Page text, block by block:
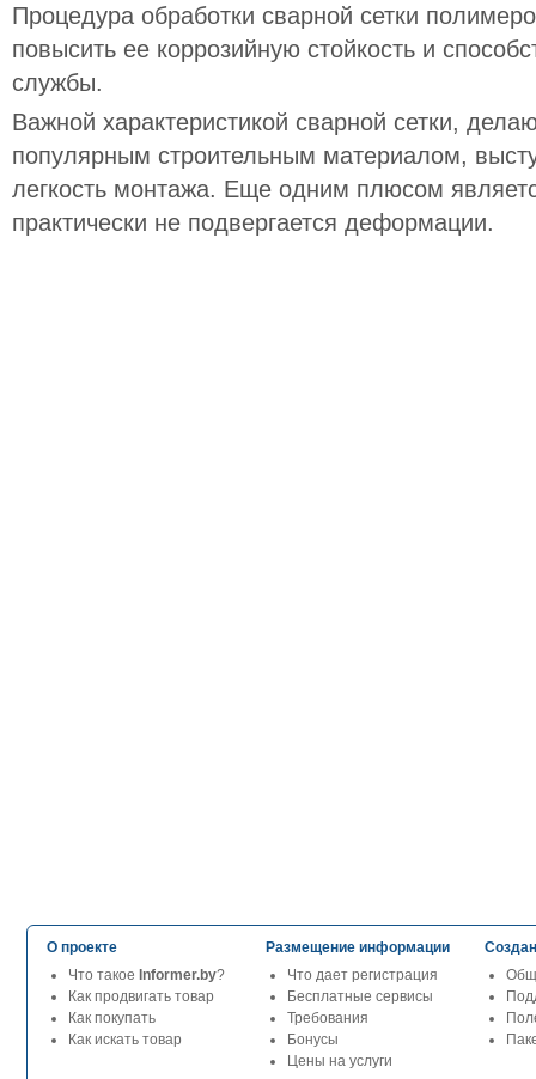
Процедура обработки сварной сетки
повысить ее коррозийную стойкость и
службы.
Важной характеристикой сварной сетки,
популярным строительным материалом,
легкость монтажа. Еще одним плюсом
практически не подвергается деформации.
О проекте
Что такое Informer.by?
Как продвигать товар
Как покупать
Как искать товар
Размещение информации
Что дает регистрация
Бесплатные сервисы
Требования
Бонусы
Цены на услуги